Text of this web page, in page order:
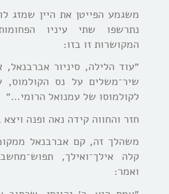
משגמע הפייטן את היין שמזג
נתרשפו שתי עיניו
המקושרות זו בזו:
״עוד הלילה, סיניור אברבנאל,
שיר־משלים על נס הקולמוס,
לקולמוסו של עמנואל הרומי…״
חזר והחווה קידה נאה ופנה
משהלך זה, קם אברבנאל
קלה אילך־ואילך,
ואמר: